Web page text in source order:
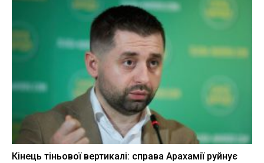
Кінець тіньової вертикалі: справа Арахамії руйнує